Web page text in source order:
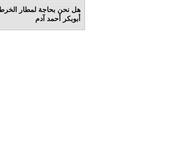
هل نحن بحاجة لمطار
أبوبكر أحمد آدم